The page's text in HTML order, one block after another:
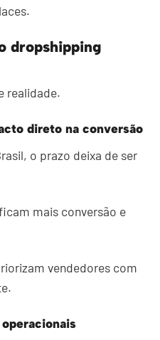
dropshipping
realidade.
direto na conversão
o prazo deixa de ser
mais conversão e
vendedores com